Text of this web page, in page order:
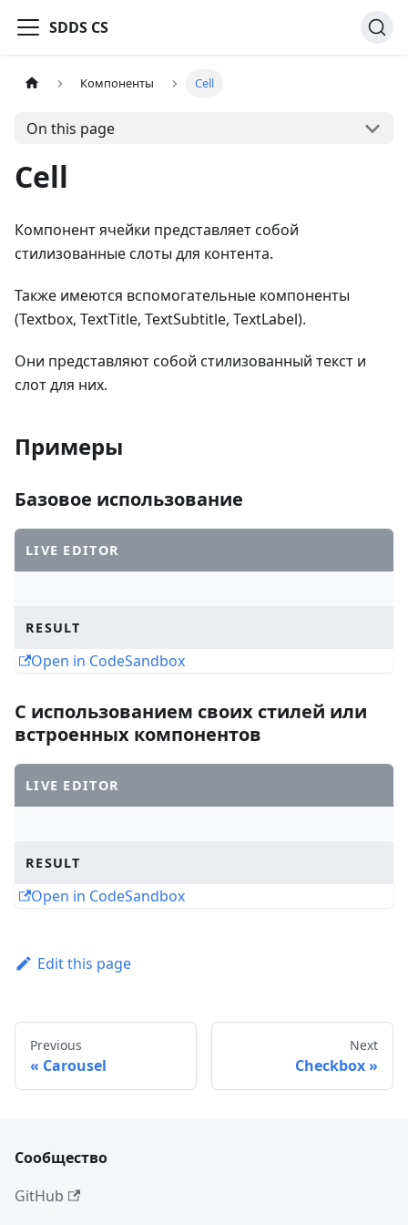
SDDS CS
Компоненты Cell
On this page
Cell
Компонент ячейки представляет собой
стилизованные слоты для контента.
Также имеются вспомогательные компоненты
(Textbox, TextTitle, TextSubtitle, TextLabel).
Они представляют собой стилизованный текст и
слот для них.
Примеры
Базовое использование
LIVE EDITOR
RESULT
Open in CodeSandbox
С использованием своих стилей или
встроенных компонентов
LIVE EDITOR
RESULT
Open in CodeSandbox
Edit this page
Previous
Carousel
Next
Checkbox
Сообщество
GitHub